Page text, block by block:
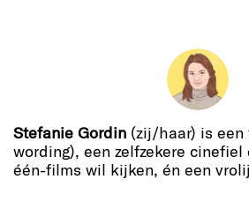
Stefanie Gordin (zij/haar) is
wording), een zelfzekere
één-films wil kijken, én een